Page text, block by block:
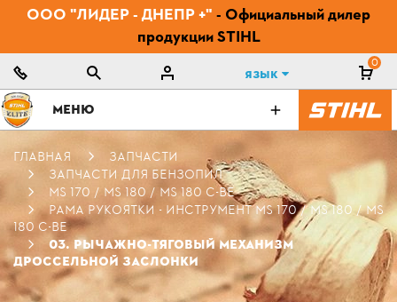
ООО "ЛИДЕР - ДНЕПР +" - Официальный дилер
продукции STIHL
Язык
0
МЕНЮ
ГЛАВНАЯ
ЗАПЧАСТИ
ЗАПЧАСТИ ДЛЯ БЕНЗОПИЛ
MS 170 / MS 180 / MS 180 C-BE
РАМА РУКОЯТКИ - ИНСТРУМЕНТ MS 170 / MS 180 / MS
180 C-BE
03. РЫЧАЖНО-ТЯГОВЫЙ МЕХАНИЗМ
ДРОССЕЛЬНОЙ ЗАСЛОНКИ